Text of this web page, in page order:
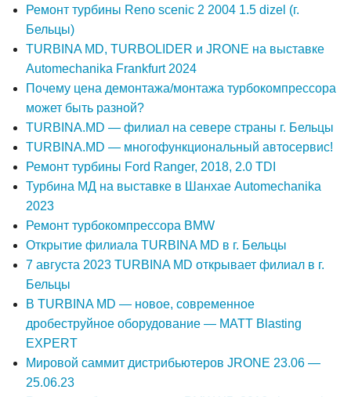
Ремонт турбины Reno scenic 2 2004 1.5 dizel (г.
Бельцы)
TURBINA MD, TURBOLIDER и JRONE на выставке
Automechanika Frankfurt 2024
Почему цена демонтажа/монтажа турбокомпрессора
может быть разной?
TURBINA.MD — филиал на севере страны г. Бельцы
TURBINA.MD — многофункциональный автосервис!
Ремонт турбины Ford Ranger, 2018, 2.0 TDI
Турбина МД на выставке в Шанхае Automechanika
2023
Ремонт турбокомпрессора BMW
Открытие филиала TURBINA MD в г. Бельцы
7 августа 2023 TURBINA MD открывает филиал в г.
Бельцы
В TURBINA MD — новое, современное
дробеструйное оборудование — MATT Blasting
EXPERT
Мировой саммит дистрибьютеров JRONE 23.06 —
25.06.23